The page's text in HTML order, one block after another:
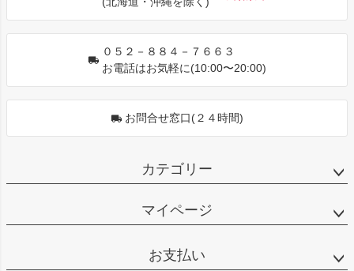
０５２－８８４－７６６３
お電話はお気軽に(10:00〜20:00)
お問合せ窓口(２４時間)
カテゴリー
マイページ
お支払い